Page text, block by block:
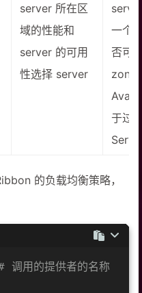
server 所在区
域的性能和
server 的可用
性选择 server
一个
否可
zone
于过
的负载均衡策略，
调用的提供者的名称